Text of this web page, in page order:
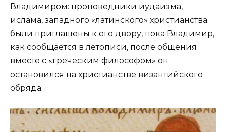
Владимиром: проповедники иудаизма,
ислама, западного «латинского» христианства
были приглашены к его двору, пока Владимир,
как сообщается в летописи, после общения
вместе с «греческим философом» он
остановился на христианстве византийского
обряда.